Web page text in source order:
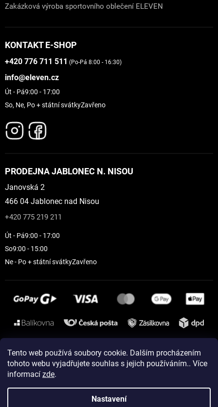
Tento web používá soubory cookie. Dalším procházením
tohoto webu vyjadřujete souhlas s jejich používáním.. Více
informací zde.
Nastavení
Zakázková výroba sportovního oblečení ELEVEN
KONTAKT E-SHOP
+420 776 711 511 (Po-Pá 8:00 - 16:30)
info@eleven.cz
Út - Pá9:00 - 17:00
So, Ne, Po + státní svátkyZavřeno
PRODEJNA JABLONEC N. NISOU
Janovská 2
466 04 Jablonec nad Nisou
+420 775 219 211
Út - Pá9:00 - 17:00
So9:00 - 15:00
Ne - Po + státní svátkyZavřeno
Instagram
Vytvořil Shoptet